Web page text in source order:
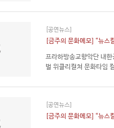
[공연뉴스]
[금주의 문화메모] “뉴
프라하방송교향악단 내
벌 위클리컬쳐 문화타임
[공연뉴스]
[금주의 문화메모] “뉴